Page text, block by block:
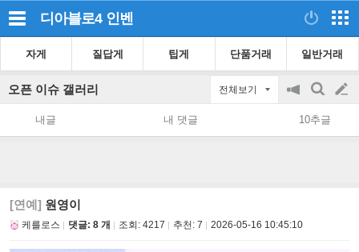
디아블로4 인벤
자게 질답게 팁게 단품거래 일반거래
오픈 이슈 갤러리 전체보기
공
지
on/off
검
색
글
쓰
내글 내 댓글 10추글
[연예] 원영이
케를로스 댓글: 8 개 조회: 4217 추천: 7 2026-05-16 10:45:10